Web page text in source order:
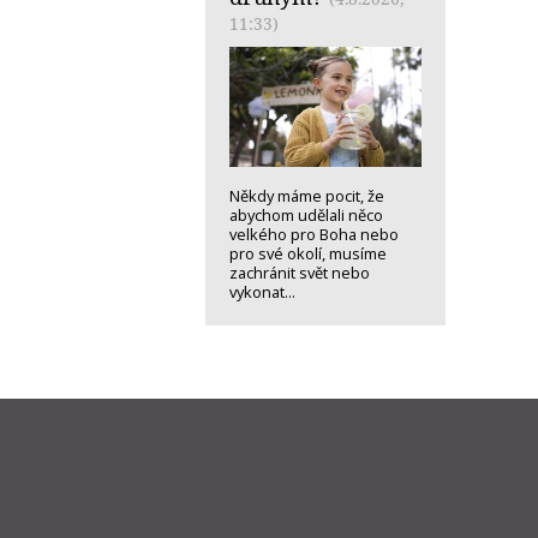
11:33)
Někdy máme pocit, že
abychom udělali něco
velkého pro Boha nebo
pro své okolí, musíme
zachránit svět nebo
vykonat...